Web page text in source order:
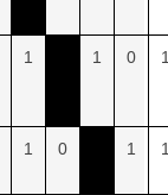
1 1 0
1 0 1